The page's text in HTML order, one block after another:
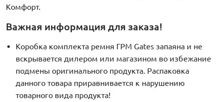
Комфорт.
Важная информация для заказа!
Коробка комплекта ремня ГРМ Gates запаяна и не
вскрывается дилером или магазином во избежание
подмены оригинального продукта. Распаковка
данного товара приравнивается к нарушению
товарного вида продукта!